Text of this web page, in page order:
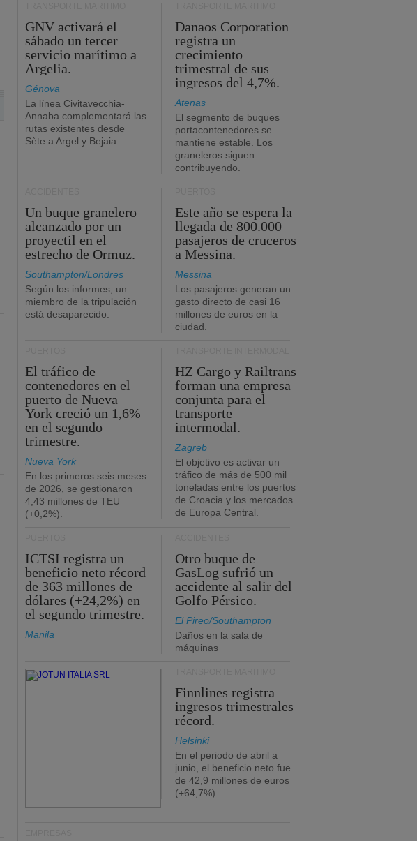
GNV activará el
sábado un tercer
servicio marítimo a
Argelia.
Génova
La línea Civitavecchia-
Annaba complementará las
rutas existentes desde
Sète a Argel y Bejaia.
Danaos Corporation
registra un
crecimiento
trimestral de sus
ingresos del 4,7%.
Atenas
El segmento de buques
portacontenedores se
mantiene estable. Los
graneleros siguen
contribuyendo.
Un buque granelero
alcanzado por un
proyectil en el
estrecho de Ormuz.
Southampton/Londres
Según los informes, un
miembro de la tripulación
está desaparecido.
Este año se espera la
llegada de 800.000
pasajeros de cruceros
a Messina.
Messina
Los pasajeros generan un
gasto directo de casi 16
millones de euros en la
ciudad.
El tráfico de
contenedores en el
puerto de Nueva
York creció un 1,6%
en el segundo
trimestre.
Nueva York
En los primeros seis meses
de 2026, se gestionaron
4,43 millones de TEU
(+0,2%).
HZ Cargo y Railtrans
forman una empresa
conjunta para el
transporte
intermodal.
Zagreb
El objetivo es activar un
tráfico de más de 500 mil
toneladas entre los puertos
de Croacia y los mercados
de Europa Central.
ICTSI registra un
beneficio neto récord
de 363 millones de
dólares (+24,2%) en
el segundo trimestre.
Manila
Otro buque de
GasLog sufrió un
accidente al salir del
Golfo Pérsico.
El Pireo/Southampton
Daños en la sala de
máquinas
Finnlines registra
ingresos trimestrales
récord.
Helsinki
En el periodo de abril a
junio, el beneficio neto fue
de 42,9 millones de euros
(+64,7%).